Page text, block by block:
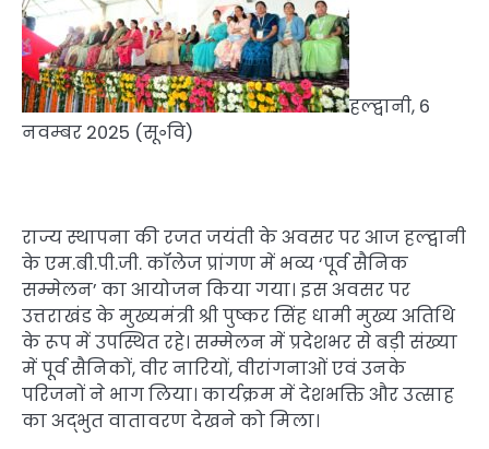
हल्द्वानी, 6
नवम्बर 2025 (सू॰वि)
राज्य स्थापना की रजत जयंती के अवसर पर आज हल्द्वानी
के एम.बी.पी.जी. कॉलेज प्रांगण में भव्य ‘पूर्व सैनिक
सम्मेलन’ का आयोजन किया गया। इस अवसर पर
उत्तराखंड के मुख्यमंत्री श्री पुष्कर सिंह धामी मुख्य अतिथि
के रूप में उपस्थित रहे। सम्मेलन में प्रदेशभर से बड़ी संख्या
में पूर्व सैनिकों, वीर नारियों, वीरांगनाओं एवं उनके
परिजनों ने भाग लिया। कार्यक्रम में देशभक्ति और उत्साह
का अद्भुत वातावरण देखने को मिला।